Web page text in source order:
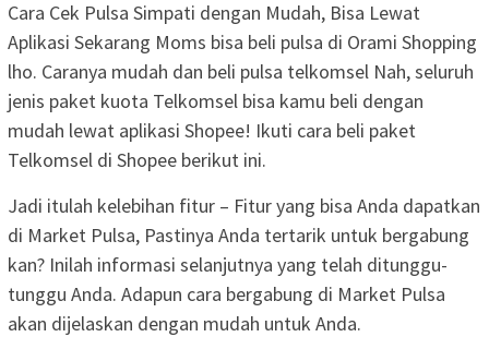
Cara Cek Pulsa Simpati dengan Mudah, Bisa Lewat
Aplikasi Sekarang Moms bisa beli pulsa di Orami Shopping
lho. Caranya mudah dan beli pulsa telkomsel Nah, seluruh
jenis paket kuota Telkomsel bisa kamu beli dengan
mudah lewat aplikasi Shopee! Ikuti cara beli paket
Telkomsel di Shopee berikut ini.
Jadi itulah kelebihan fitur – Fitur yang bisa Anda dapatkan
di Market Pulsa, Pastinya Anda tertarik untuk bergabung
kan? Inilah informasi selanjutnya yang telah ditunggu-
tunggu Anda. Adapun cara bergabung di Market Pulsa
akan dijelaskan dengan mudah untuk Anda.